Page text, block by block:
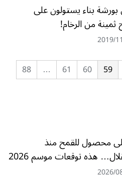
بناء يستولون على
من الرخام!
2019/
59
60
61
…
88
محصول للقمح منذ
هذه توقعات موسم 2026
2026/